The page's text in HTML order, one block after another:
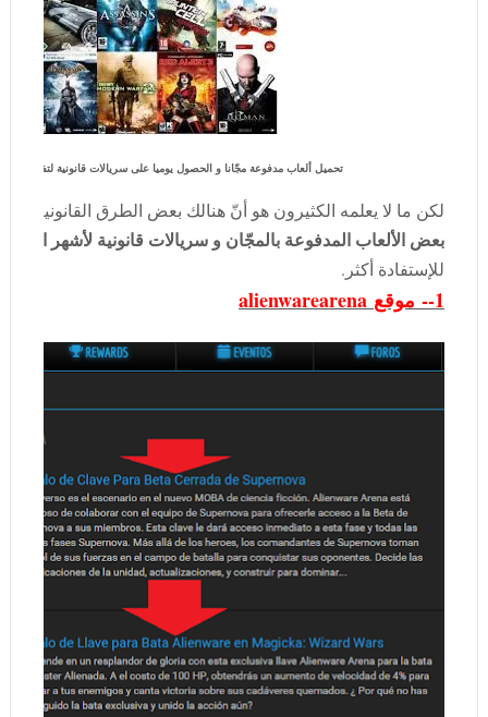
تحميل ألعاب مدفوعة مجّانا و الحصول يوميا على سريالات قانونية لتفعيل
لكن ما لا يعلمه الكثيرون هو أنّ هنالك بعض الطرق القانونية
بعض الألعاب المدفوعة بالمجّان و سريالات قانونية لأشهر
للإستفادة أكثر.
1-- موقع alienwarearena